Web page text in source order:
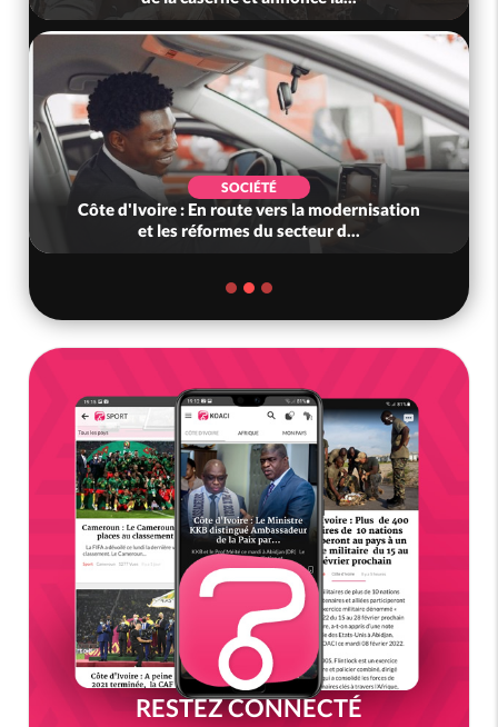
SOCIÉTÉ
Côte d'Ivoire : En route vers la modernisation
et les réformes du secteur d...
RESTEZ CONNECTÉ